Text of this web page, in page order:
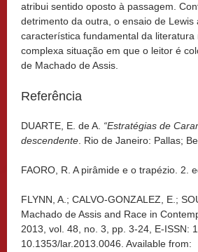
atribui sentido oposto à passagem.
detrimento da outra, o ensaio de Lewis
característica fundamental da
complexa situação em que o leitor é
de Machado de Assis.
Referência
DUARTE, E. de A. “Estratégias de
descendente . Rio de Janeiro: Pallas;
FAORO, R. A pirâmide e o trapézio. 2.
FLYNN, A.; CALVO-GONZALEZ, E.;
Machado de Assis and Race in
2013, vol. 48, no. 3, pp. 3-24, E-ISSN:
10.1353/lar.2013.0046. Available from: